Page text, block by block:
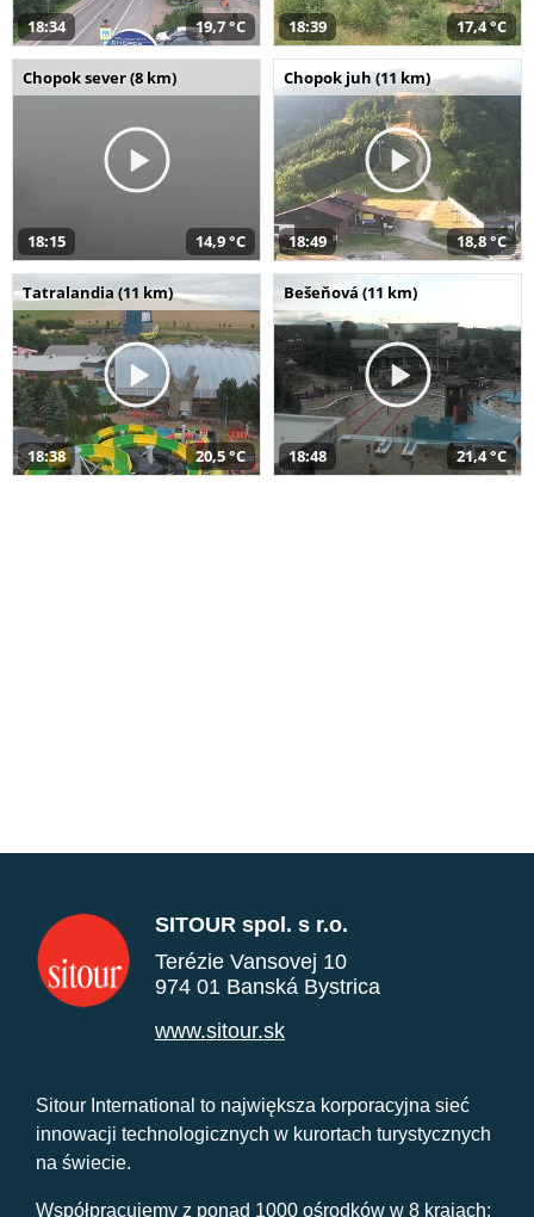
18:34 19,7 °C 18:39 17,4 °C
Chopok sever (8 km)
18:15 14,9 °C
Chopok juh (11 km)
18:49 18,8 °C
Tatralandia (11 km)
18:38 20,5 °C
Bešeňová (11 km)
18:48 21,4 °C
SITOUR spol. s r.o.
Terézie Vansovej 10
974 01 Banská Bystrica
www.sitour.sk
Sitour International to największa korporacyjna sieć
innowacji technologicznych w kurortach turystycznych
na świecie.
Współpracujemy z ponad 1000 ośrodków w 8 krajach: